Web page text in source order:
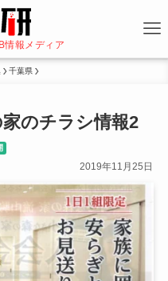
情報メディア
千葉県
のチラシ情報2
2019年11月25日